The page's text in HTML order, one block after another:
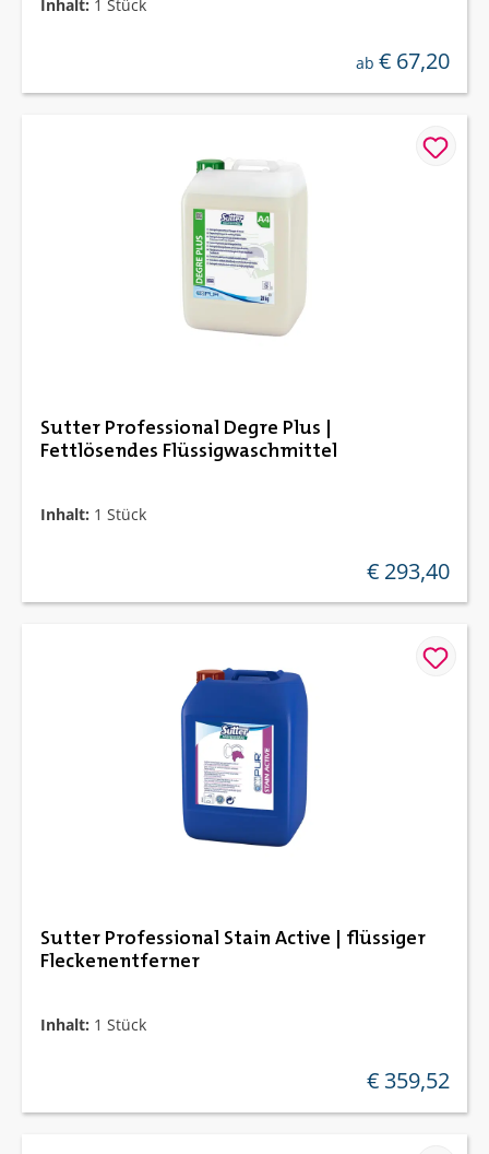
Inhalt: 1 Stück
regulärer preis:
ab € 67,20
Sutter Professional Degre Plus |
Fettlösendes Flüssigwaschmittel
Inhalt: 1 Stück
regulärer preis:
€ 293,40
Sutter Professional Stain Active | flüssiger
Fleckenentferner
Inhalt: 1 Stück
regulärer preis:
€ 359,52